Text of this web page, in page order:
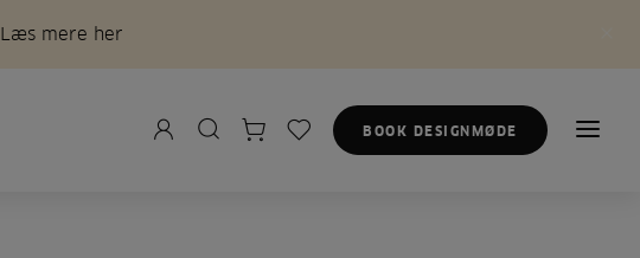
Læs mere her
BOOK DESIGNMØDE